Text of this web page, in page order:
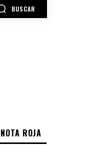
BUSCAR
NOTA ROJA